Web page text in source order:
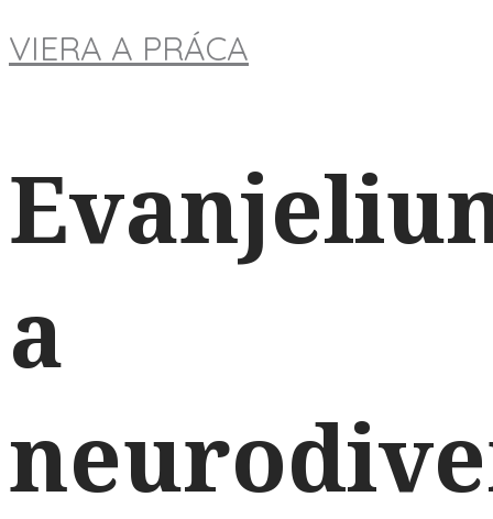
VIERA A PRÁCA
a